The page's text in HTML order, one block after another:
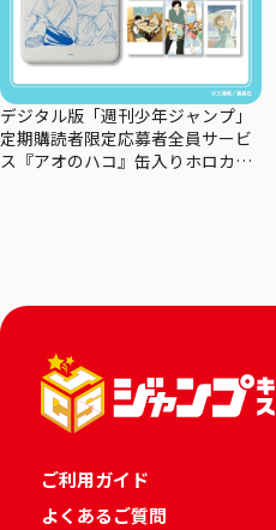
デジタル版「週刊少年ジャンプ」
定期購読者限定応募者全員サービ
ス『アオのハコ』缶入りホロカー
ご利用ガイド
よくあるご質問